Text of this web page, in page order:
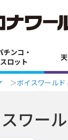
チンコ・
スロット
ボイスワールド
ワー